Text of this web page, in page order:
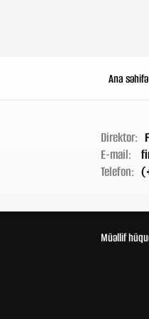
Ana səhifə
Direktor:
E-mail:
Telefon:
Müəllif